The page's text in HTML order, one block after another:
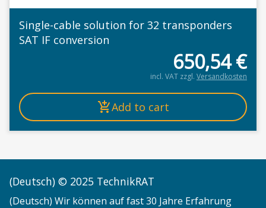
Single-cable solution for 32 transponders
SAT IF conversion
650,54€
incl. VAT zzgl. Versandkosten
Add to cart
(Deutsch) © 2025 TechnikRAT
(Deutsch) Wir können auf fast 30 Jahre Erfahrung